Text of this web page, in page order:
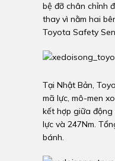
bệ đỡ chân chỉnh
thay vì nằm hai
Toyota Safety
Tại Nhật Bản,
mã lực, mô-men
kết hợp giữa động
lực và 247Nm.
bánh.